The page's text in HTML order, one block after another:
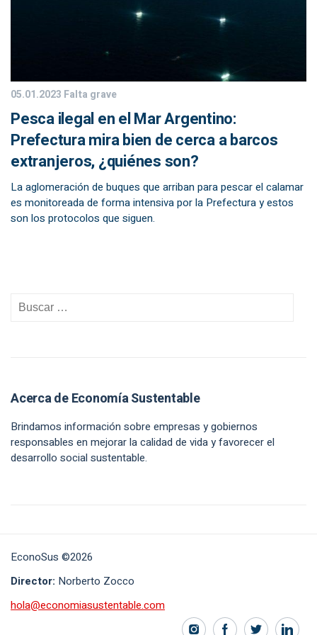
05.01.2023 Falta grave
Pesca ilegal en el Mar Argentino:
Prefectura mira bien de cerca a barcos
extranjeros, ¿quiénes son?
La aglomeración de buques que arriban para pescar el calamar
es monitoreada de forma intensiva por la Prefectura y estos
son los protocolos que siguen.
Acerca de Economía Sustentable
Brindamos información sobre empresas y gobiernos
responsables en mejorar la calidad de vida y favorecer el
desarrollo social sustentable.
EconoSus ©2026
Director: Norberto Zocco
hola@economiasustentable.com